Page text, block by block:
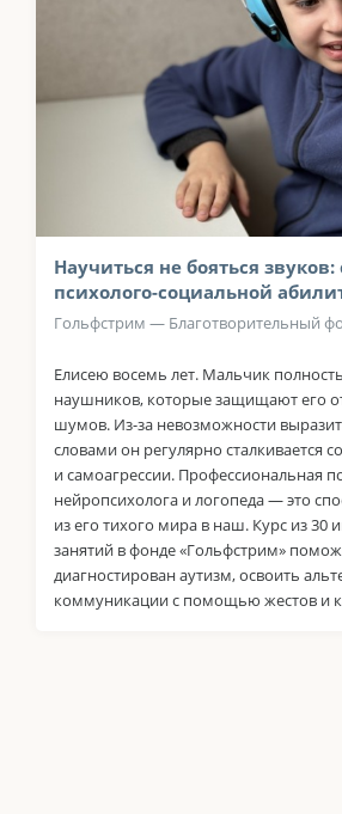
Научиться не бояться звуков:
психолого-социальной
Гольфстрим — Благотворительный
Елисею восемь лет. Мальчик
наушников, которые защищают его
шумов. Из-за невозможности
словами он регулярно сталкивается
и самоагрессии. Профессиональная
нейропсихолога и логопеда — это
из его тихого мира в наш. Курс из 30
занятий в фонде «Гольфстрим»
диагностирован аутизм, освоить
коммуникации с помощью жестов и